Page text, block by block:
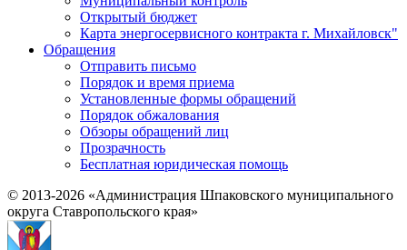
Открытый бюджет
Карта энергосервисного контракта г. Михайловск"
Обращения
Отправить письмо
Порядок и время приема
Установленные формы обращений
Порядок обжалования
Обзоры обращений лиц
Прозрачность
Бесплатная юридическая помощь
© 2013-2026 «Администрация Шпаковского муниципального
округа Ставропольского края»